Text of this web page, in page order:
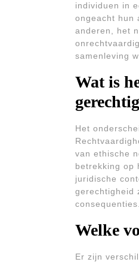
individuen in
ongeacht hun
anderen, het
samenleving
Wat is
Het
van ethische
betrekking op
juridische
gerechtigheid
consequenties.
Welke
Er zijn